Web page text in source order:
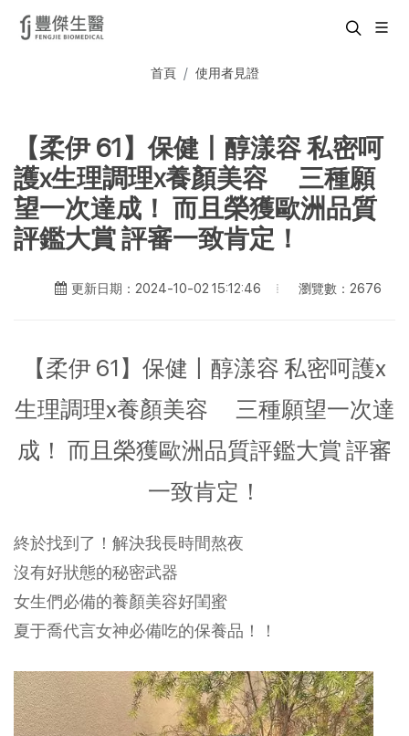
首頁 使用者見證
【柔伊 61】保健丨醇漾容 私密呵
護x生理調理x養顏美容 三種願
望一次達成！ 而且榮獲歐洲品質
評鑑大賞 評審一致肯定！
更新日期：2024-10-02 15:12:46 瀏覽數：2676
【柔伊 61】保健丨醇漾容 私密呵護x
生理調理x養顏美容 三種願望一次達
成！ 而且榮獲歐洲品質評鑑大賞 評審
一致肯定！
終於找到了！解決我長時間熬夜
沒有好狀態的秘密武器
女生們必備的養顏美容好閨蜜
夏于喬代言女神必備吃的保養品！！